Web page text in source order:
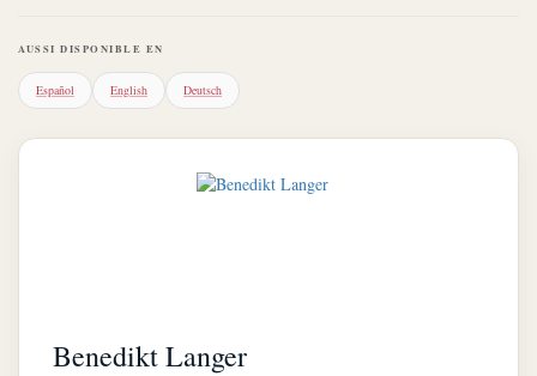
AUSSI DISPONIBLE EN
Español English Deutsch
Benedikt Langer